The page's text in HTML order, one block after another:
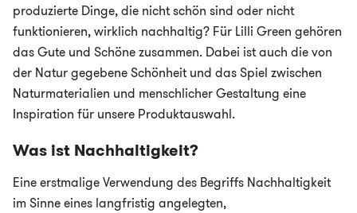
produzierte Dinge, die nicht schön sind oder nicht
funktionieren, wirklich nachhaltig? Für Lilli Green gehören
das Gute und Schöne zusammen. Dabei ist auch die von
der Natur gegebene Schönheit und das Spiel zwischen
Naturmaterialien und menschlicher Gestaltung eine
Inspiration für unsere Produktauswahl.
Was ist Nachhaltigkeit?
Eine erstmalige Verwendung des Begriffs Nachhaltigkeit
im Sinne eines langfristig angelegten,